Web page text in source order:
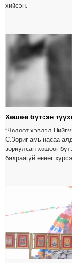
хийсэн.
Хөшөө бүтсэн
“Чөлөөт хэвлэл-
С.Зориг амь насаа
зориулсан хөшөөг
балраагүй өнөөг